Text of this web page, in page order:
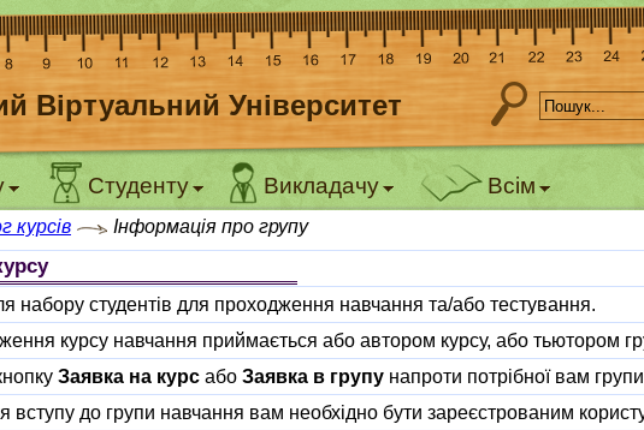
Віртуальний Університет
Студенту Викладачу Всім
курсів Інформація про групу
набору студентів для проходження навчання та/або тестування.
курсу навчання приймається або автором курсу, або тьютором
Заявка на курс або Заявка в групу напроти потрібної вам
вступу до групи навчання вам необхідно бути зареєстрованим